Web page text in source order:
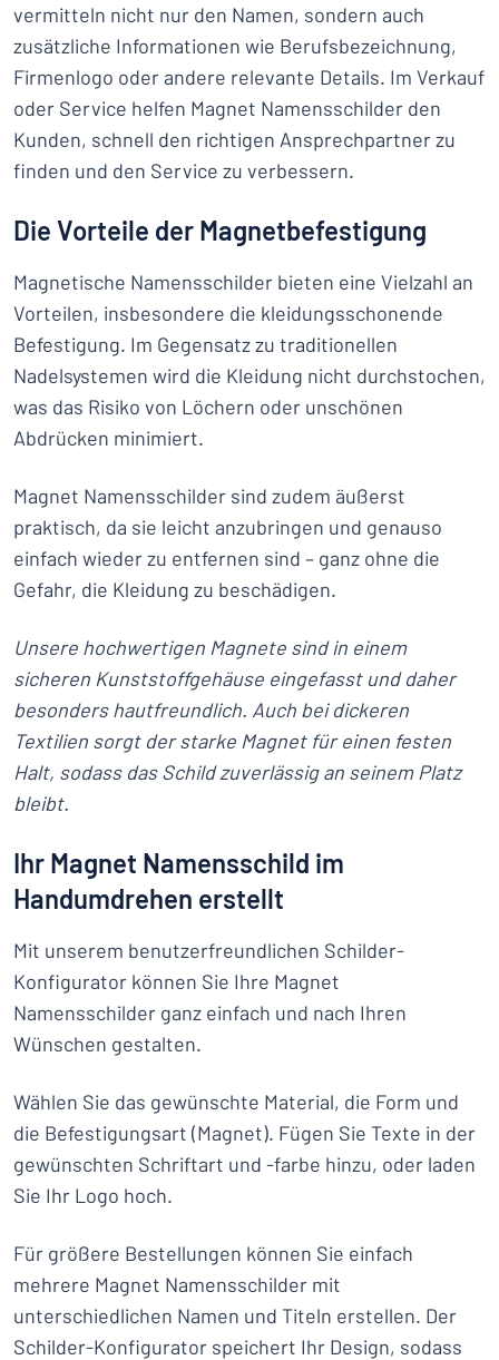
vermitteln nicht nur den Namen, sondern auch
zusätzliche Informationen wie Berufsbezeichnung,
Firmenlogo oder andere relevante Details. Im Verkauf
oder Service helfen Magnet Namensschilder den
Kunden, schnell den richtigen Ansprechpartner zu
finden und den Service zu verbessern.
Die Vorteile der Magnetbefestigung
Magnetische Namensschilder bieten eine Vielzahl an
Vorteilen, insbesondere die kleidungsschonende
Befestigung. Im Gegensatz zu traditionellen
Nadelsystemen wird die Kleidung nicht durchstochen,
was das Risiko von Löchern oder unschönen
Abdrücken minimiert.
Magnet Namensschilder sind zudem äußerst
praktisch, da sie leicht anzubringen und genauso
einfach wieder zu entfernen sind – ganz ohne die
Gefahr, die Kleidung zu beschädigen.
Unsere hochwertigen Magnete sind in einem
sicheren Kunststoffgehäuse eingefasst und daher
besonders hautfreundlich. Auch bei dickeren
Textilien sorgt der starke Magnet für einen festen
Halt, sodass das Schild zuverlässig an seinem Platz
bleibt.
Ihr Magnet Namensschild im
Handumdrehen erstellt
Mit unserem benutzerfreundlichen Schilder-
Konfigurator können Sie Ihre Magnet
Namensschilder ganz einfach und nach Ihren
Wünschen gestalten.
Wählen Sie das gewünschte Material, die Form und
die Befestigungsart (Magnet). Fügen Sie Texte in der
gewünschten Schriftart und -farbe hinzu, oder laden
Sie Ihr Logo hoch.
Für größere Bestellungen können Sie einfach
mehrere Magnet Namensschilder mit
unterschiedlichen Namen und Titeln erstellen. Der
Schilder-Konfigurator speichert Ihr Design, sodass